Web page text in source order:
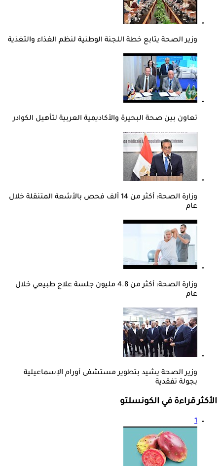
وزير الصحة يتابع خطة اللجنة الوطنية لنظم الغذاء والتغذية
تعاون بين صحة البحيرة والأكاديمية العربية لتأهيل الكوادر
وزارة الصحة: أكثر من 14 ألف فحص بالأشعة المتنقلة خلال
عام
وزارة الصحة: أكثر من 4.8 مليون جلسة علاج طبيعي خلال
عام
وزير الصحة يشيد بتطوير مستشفى أورام الإسماعيلية
بجولة تفقدية
الأكثر قراءة في الكونسلتو
1